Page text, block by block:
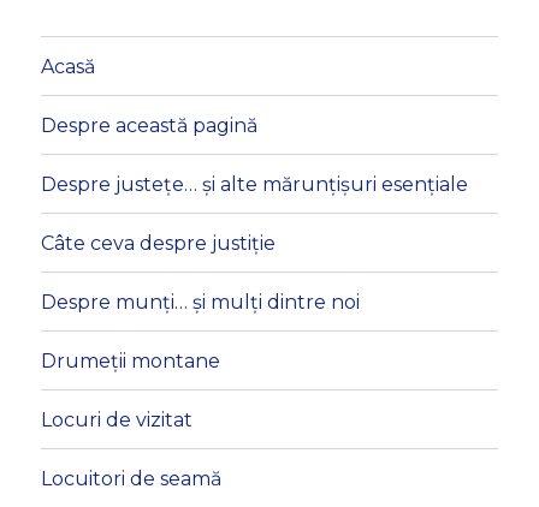
Acasă
Despre această pagină
Despre justețe… și alte mărunțișuri esențiale
Câte ceva despre justiție
Despre munți… și mulți dintre noi
Drumeții montane
Locuri de vizitat
Locuitori de seamă